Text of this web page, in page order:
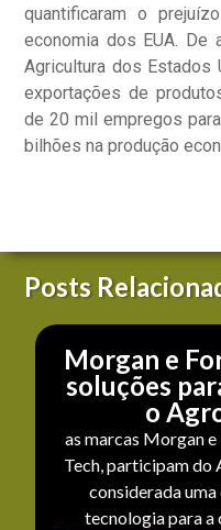
quantificaram o
economia dos EUA. De
Agricultura dos Estados
exportações de
de 20 mil empregos
bilhões na produção
Posts
Morgan e
soluções
o
as marcas Morgan
Tech, participam do
considerada
tecnologia para a